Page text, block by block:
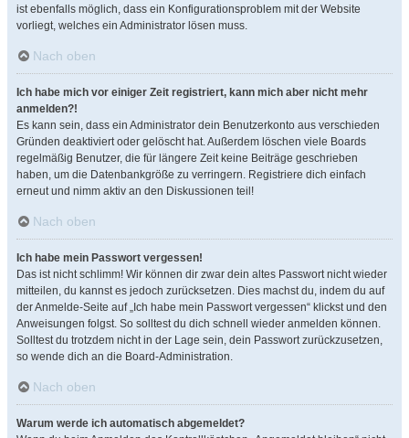
ist ebenfalls möglich, dass ein Konfigurationsproblem mit der Website
vorliegt, welches ein Administrator lösen muss.
Nach oben
Ich habe mich vor einiger Zeit registriert, kann mich aber nicht mehr
anmelden?!
Es kann sein, dass ein Administrator dein Benutzerkonto aus verschieden
Gründen deaktiviert oder gelöscht hat. Außerdem löschen viele Boards
regelmäßig Benutzer, die für längere Zeit keine Beiträge geschrieben
haben, um die Datenbankgröße zu verringern. Registriere dich einfach
erneut und nimm aktiv an den Diskussionen teil!
Nach oben
Ich habe mein Passwort vergessen!
Das ist nicht schlimm! Wir können dir zwar dein altes Passwort nicht wieder
mitteilen, du kannst es jedoch zurücksetzen. Dies machst du, indem du auf
der Anmelde-Seite auf „Ich habe mein Passwort vergessen“ klickst und den
Anweisungen folgst. So solltest du dich schnell wieder anmelden können.
Solltest du trotzdem nicht in der Lage sein, dein Passwort zurückzusetzen,
so wende dich an die Board-Administration.
Nach oben
Warum werde ich automatisch abgemeldet?